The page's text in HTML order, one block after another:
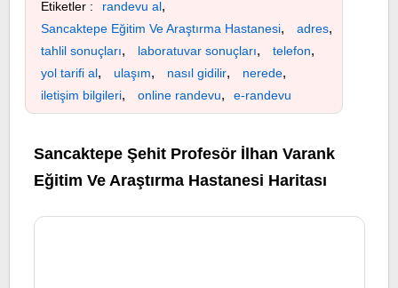
Etiketler : randevu al,
Sancaktepe Eğitim Ve Araştırma Hastanesi, adres,
tahlil sonuçları, laboratuvar sonuçları, telefon,
yol tarifi al, ulaşım, nasıl gidilir, nerede,
iletişim bilgileri, online randevu, e-randevu
Sancaktepe Şehit Profesör İlhan Varank
Eğitim Ve Araştırma Hastanesi Haritası